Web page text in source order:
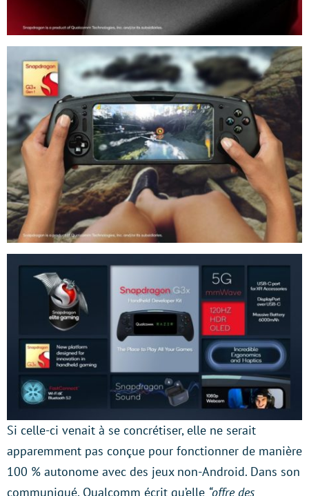
Si celle-ci venait à se concrétiser, elle ne serait
apparemment pas conçue pour fonctionner de manière
100 % autonome avec des jeux non-Android. Dans son
communiqué, Qualcomm écrit qu’elle “offre des